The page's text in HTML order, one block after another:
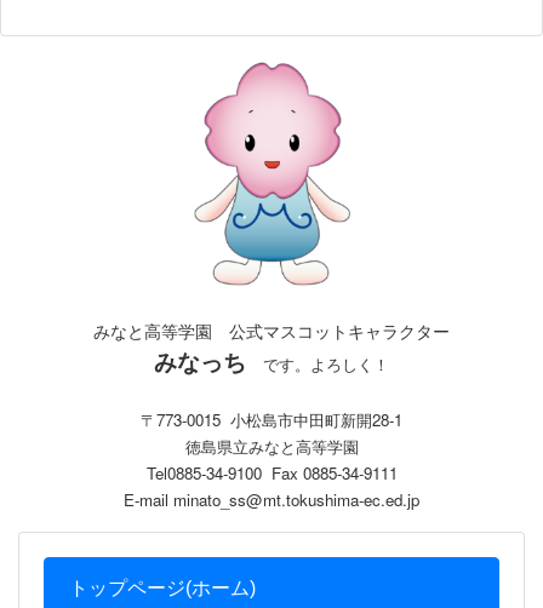
トップページ(ホーム)
みなと高等学園 公式マスコットキャラクター
みなっち です。よろしく！
〒773-0015 小松島市中田町新開28-1
徳島県立みなと高等学園
Tel0885-34-9100 Fax 0885-34-9111
E-mail minato_ss@mt.tokushima-ec.ed.jp